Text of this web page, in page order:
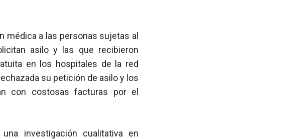
médica a las personas sujetas al
asilo y las que recibieron
en los hospitales de la red
su petición de asilo y los
con costosas facturas por el
investigación cualitativa en